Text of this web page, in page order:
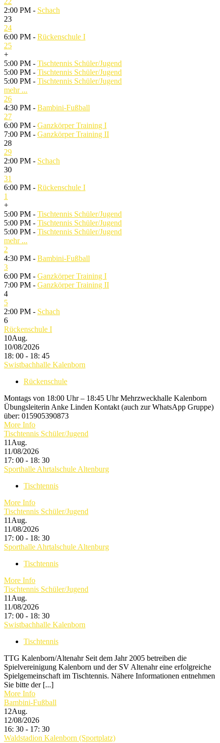
2:00 PM - Schach
23
24
6:00 PM - Rückenschule I
25
+
5:00 PM - Tischtennis Schüler/Jugend
5:00 PM - Tischtennis Schüler/Jugend
5:00 PM - Tischtennis Schüler/Jugend
mehr ...
26
4:30 PM - Bambini-Fußball
27
6:00 PM - Ganzkörper Training I
7:00 PM - Ganzkörper Training II
28
29
2:00 PM - Schach
30
31
6:00 PM - Rückenschule I
1
+
5:00 PM - Tischtennis Schüler/Jugend
5:00 PM - Tischtennis Schüler/Jugend
5:00 PM - Tischtennis Schüler/Jugend
mehr ...
2
4:30 PM - Bambini-Fußball
3
6:00 PM - Ganzkörper Training I
7:00 PM - Ganzkörper Training II
4
5
2:00 PM - Schach
6
Rückenschule I
10Aug.
10/08/2026
18: 00 - 18: 45
Swistbachhalle Kalenborn
Rückenschule
Montags von 18:00 Uhr – 18:45 Uhr Mehrzweckhalle Kalenborn
Übungsleiterin Anke Linden Kontakt (auch zur WhatsApp Gruppe)
über: 015905390873
More Info
Tischtennis Schüler/Jugend
11 Aug.
11/08/2026
17: 00 - 18: 30
Sporthalle Ahrtalschule Altenburg
Tischtennis
More Info
Tischtennis Schüler/Jugend
11 Aug.
11/08/2026
17: 00 - 18: 30
Sporthalle Ahrtalschule Altenburg
Tischtennis
More Info
Tischtennis Schüler/Jugend
11 Aug.
11/08/2026
17: 00 - 18: 30
Swistbachhalle Kalenborn
Tischtennis
TTG Kalenborn/Altenahr Seit dem Jahr 2005 betreiben die
Spielvereinigung Kalenborn und der SV Altenahr eine erfolgreiche
Spielgemeinschaft im Tischtennis. Nähere Informationen entnehmen
Sie bitte der [...]
More Info
Bambini-Fußball
12Aug.
12/08/2026
16: 30 - 17: 30
Waldstadion Kalenborn (Sportplatz)